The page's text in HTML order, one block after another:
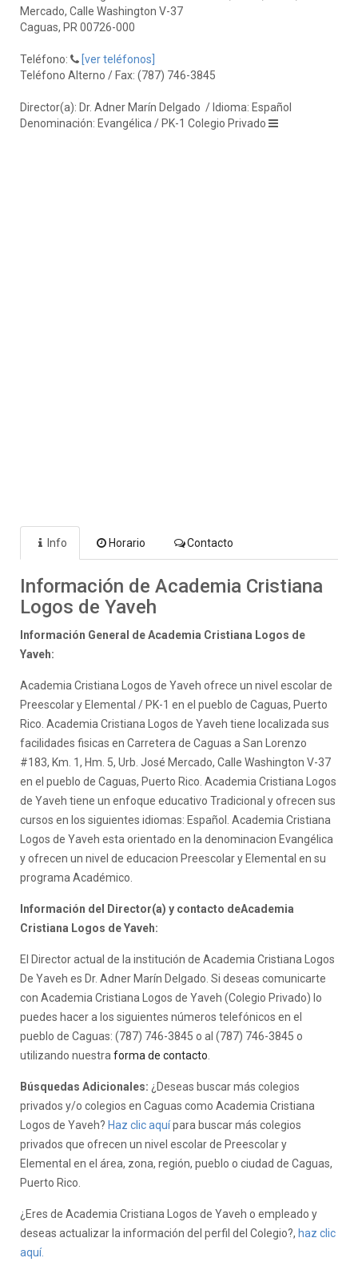
Mercado, Calle Washington V-37
Caguas, PR 00726-000
Teléfono:
[ver teléfonos]
Teléfono Alterno / Fax: (787) 746-3845
Director(a): Dr. Adner Marín Delgado / Idioma: Español
Denominación: Evangélica / PK-1 Colegio Privado
Info Horario Contacto
Información de Academia Cristiana
Logos de Yaveh
Información General de Academia Cristiana Logos de
Yaveh:
Academia Cristiana Logos de Yaveh ofrece un nivel escolar de
Preescolar y Elemental / PK-1 en el pueblo de Caguas, Puerto
Rico. Academia Cristiana Logos de Yaveh tiene localizada sus
facilidades fisicas en Carretera de Caguas a San Lorenzo
#183, Km. 1, Hm. 5, Urb. José Mercado, Calle Washington V-37
en el pueblo de Caguas, Puerto Rico. Academia Cristiana Logos
de Yaveh tiene un enfoque educativo Tradicional y ofrecen sus
cursos en los siguientes idiomas: Español. Academia Cristiana
Logos de Yaveh esta orientado en la denominacion Evangélica
y ofrecen un nivel de educacion Preescolar y Elemental en su
programa Académico.
Información del Director(a) y contacto deAcademia
Cristiana Logos de Yaveh:
El Director actual de la institución de Academia Cristiana Logos
De Yaveh es Dr. Adner Marín Delgado. Si deseas comunicarte
con Academia Cristiana Logos de Yaveh (Colegio Privado) lo
puedes hacer a los siguientes números telefónicos en el
pueblo de Caguas: (787) 746-3845 o al (787) 746-3845 o
utilizando nuestra forma de contacto
Búsquedas Adicionales: ¿Deseas buscar más colegios
privados y/o colegios en Caguas como Academia Cristiana
Logos de Yaveh? Haz clic aquípara buscar más colegios
privados que ofrecen un nivel escolar de Preescolar y
Elemental en el área, zona, región, pueblo o ciudad de Caguas,
Puerto Rico.
¿Eres de Academia Cristiana Logos de Yaveh o empleado y
deseas actualizar la información del perfil del Colegio?, haz clic
aquí.